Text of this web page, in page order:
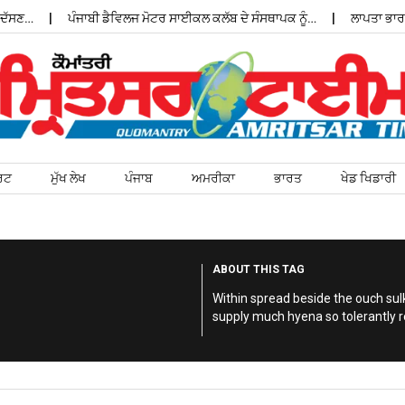
ਪੰਜਾਬੀ ਡੈਵਿਲਜ ਮੋਟਰ ਸਾਈਕਲ ਕਲੱਬ ਦੇ ਸੰਸਥਾਪਕ ਨੂੰ… ਲਾਪਤਾ
ਮੁੱਖ ਲੇਖ ਪੰਜਾਬ ਅਮਰੀਕਾ ਭਾਰਤ ਖੇਡ ਖਿਡਾਰੀ
ABOUT THIS TAG
Within spread beside the ouch
supply much hyena so tolerantly